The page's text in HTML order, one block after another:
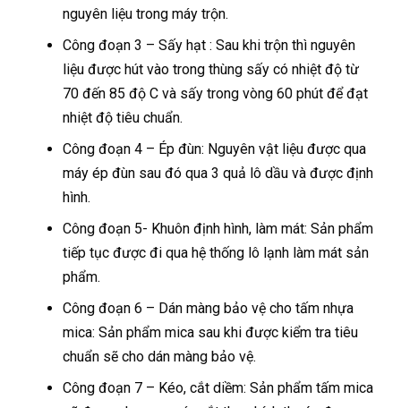
nguyên liệu trong máy trộn.
Công đoạn 3 – Sấy hạt : Sau khi trộn thì nguyên
liệu được hút vào trong thùng sấy có nhiệt độ từ
70 đến 85 độ C và sấy trong vòng 60 phút để đạt
nhiệt độ tiêu chuẩn.
Công đoạn 4 – Ép đùn: Nguyên vật liệu được qua
máy ép đùn sau đó qua 3 quả lô dầu và được định
hình.
Công đoạn 5- Khuôn định hình, làm mát: Sản phẩm
tiếp tục được đi qua hệ thống lô lạnh làm mát sản
phẩm.
Công đoạn 6 – Dán màng bảo vệ cho tấm nhựa
mica: Sản phẩm mica sau khi được kiểm tra tiêu
chuẩn sẽ cho dán màng bảo vệ.
Công đoạn 7 – Kéo, cắt diềm: Sản phẩm tấm mica